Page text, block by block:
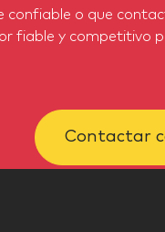
o que
fiable y competitivo
Contactar